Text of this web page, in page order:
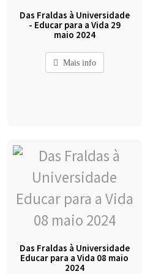
Das Fraldas à Universidade
- Educar para a Vida 29
maio 2024
Mais info
Das Fraldas à Universidade
Educar para a Vida 08 maio
2024